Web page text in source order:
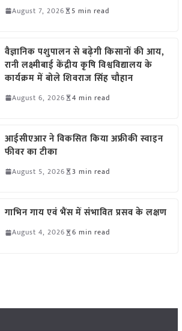
August 7, 2026 5 min read
वैज्ञानिक पशुपालन से बढ़ेगी किसानों की आय,
रानी लक्ष्मीबाई केंद्रीय कृषि विश्वविद्यालय के
कार्यक्रम में बोले शिवराज सिंह चौहान
August 6, 2026 4 min read
आईसीएआर ने विकसित किया अफ्रीकी स्वाइन
फीवर का टीका
August 5, 2026 3 min read
गाभिन गाय एवं भैंस में संभावित प्रसव के लक्षण
August 4, 2026 6 min read